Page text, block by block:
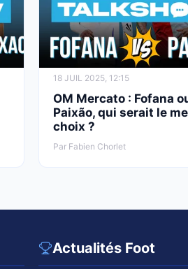
18 JUIL 2025, 12:15
OM Mercato : Fofana
Paixão, qui serait le
choix ?
Par Fabien Chorlet
Actualités Foot